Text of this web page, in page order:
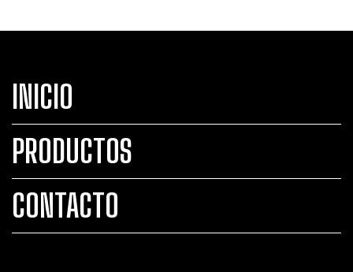
INICIO
PRODUCTOS
CONTACTO